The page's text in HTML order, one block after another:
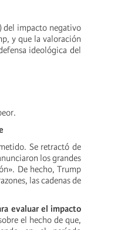
del impacto negativo
y que la valoración
ideológica del
Se retractó de
los grandes
De hecho, Trump
las cadenas de
evaluar el impacto
el hecho de que,